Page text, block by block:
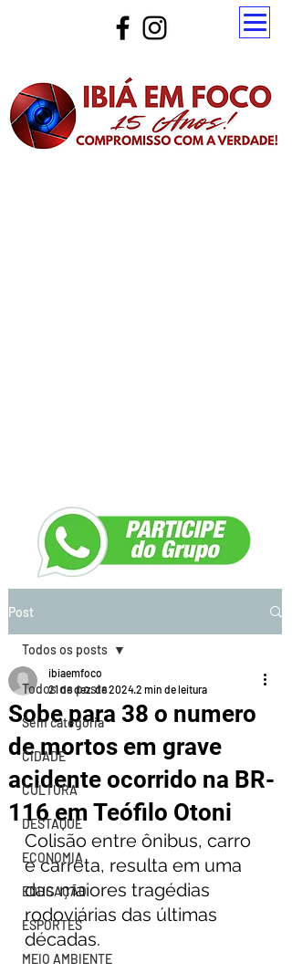
Post
Todos os posts
Sem categoria
CIDADE
CULTURA
DESTAQUE
ECONOMIA
EDUCAÇÃO
ESPORTES
MEIO AMBIENTE
Todos os posts
Sobe para 38 o numero
de mortos em grave
acidente ocorrido na BR-
116 em Teófilo Otoni
ibiaemfoco
21 de dez. de 20242 min de leitura
Colisão entre ônibus, carro
e carreta, resulta em uma
das maiores tragédias
rodoviárias das últimas
décadas.